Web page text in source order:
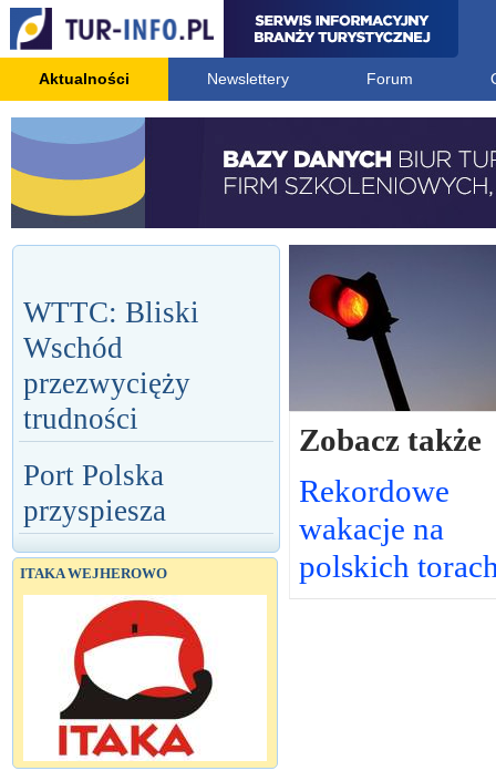
Aktualności Newslettery Forum
WTTC: Bliski
Wschód
przezwycięży
trudności
Port Polska
przyspiesza
ITAKA WEJHEROWO
Zobacz także
Rekordowe
wakacje na
polskich